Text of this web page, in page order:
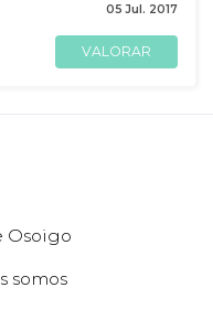
05 Jul. 2017
VALORAR
Osoigo
somos